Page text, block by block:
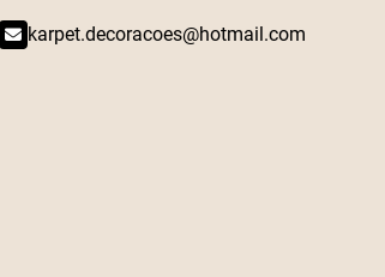
karpet.decoracoes@hotmail.com